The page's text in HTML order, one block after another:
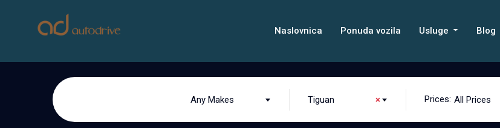
Naslovnica Ponuda vozila Usluge Blog
Any Makes ×
Tiguan Prices: All Prices